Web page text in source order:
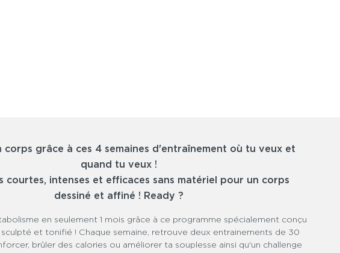
corps grâce à ces 4 semaines d'entraînement où tu veux et
quand tu veux !
courtes, intenses et efficaces sans matériel pour un corps
dessiné et affiné ! Ready ?
en seulement 1 mois grâce à ce programme spécialement conçu
et tonifié ! Chaque semaine, retrouve deux entrainements de 30
brûler des calories ou améliorer ta souplesse ainsi qu'un challenge